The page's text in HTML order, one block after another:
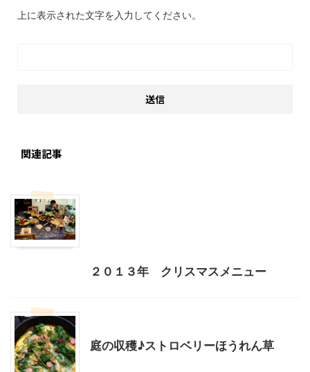
上に表示された文字を入力してください。
関連記事
２０１３年 クリスマスメニュー
庭の収穫♪ストロベリーほうれん草